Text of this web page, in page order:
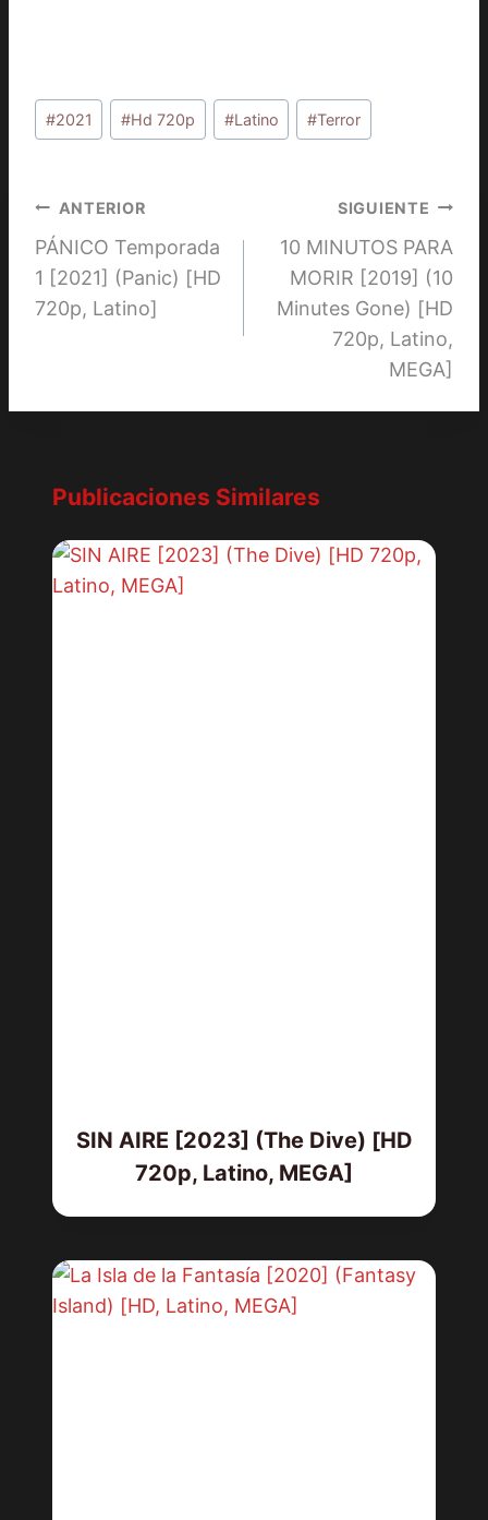
Etiquetas
de
entrada:
#2021 #Hd 720p #Latino #Terror
Navegación
de
entradas
ANTERIOR
PÁNICO Temporada
1 [2021] (Panic) [HD
720p, Latino]
SIGUIENTE
10 MINUTOS PARA
MORIR [2019] (10
Minutes Gone) [HD
720p, Latino,
MEGA]
Publicaciones Similares
SIN AIRE [2023] (The Dive) [HD
720p, Latino, MEGA]